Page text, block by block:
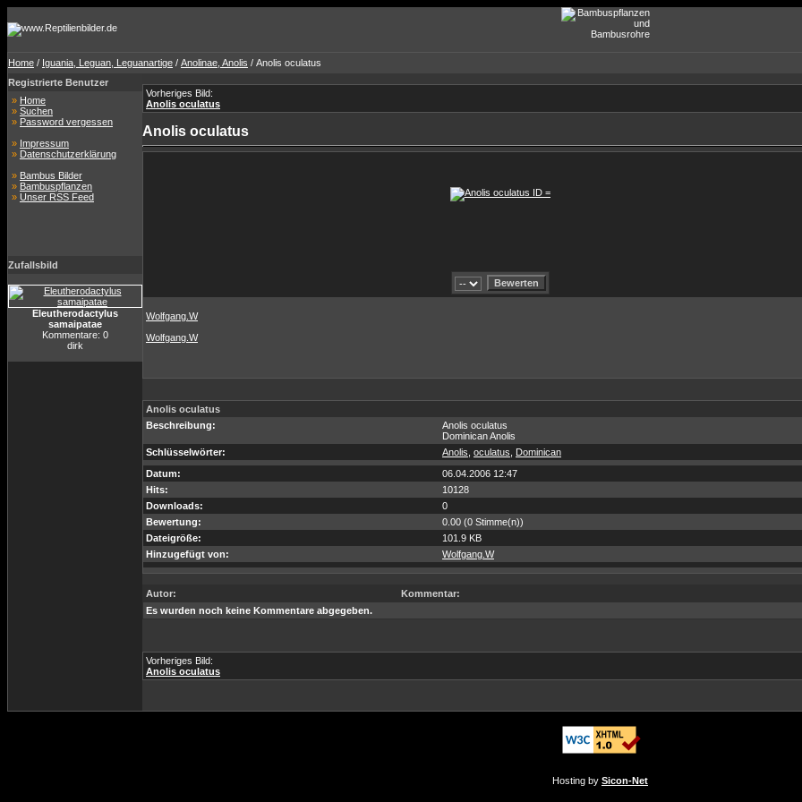
Home / Iguania, Leguan, Leguanartige / Anolinae, Anolis / Anolis oculatus
Registrierte Benutzer
» Home
» Suchen
» Password vergessen
» Impressum
» Datenschutzerklärung
» Bambus Bilder
» Bambuspflanzen
» Unser RSS Feed
Zufallsbild
Eleutherodactylus
samaipatae
Kommentare: 0
dirk
Vorheriges Bild:
Anolis oculatus
Anolis oculatus
Wolfgang.W
Wolfgang.W
Anolis oculatus
Beschreibung:
Anolis oculatus
Dominican Anolis
Schlüsselwörter:
Anolis oculatus
Dominican
Datum:
06.04.2006 12:47
Hits:
10128
Downloads:
0
Bewertung:
0.00 (0 Stimme(n))
Dateigröße:
101.9 KB
Hinzugefügt von:
Wolfgang.W
Autor:
Kommentar:
Es wurden noch keine Kommentare abgegeben.
Vorheriges Bild:
Anolis oculatus
Hosting by Sicon-Net